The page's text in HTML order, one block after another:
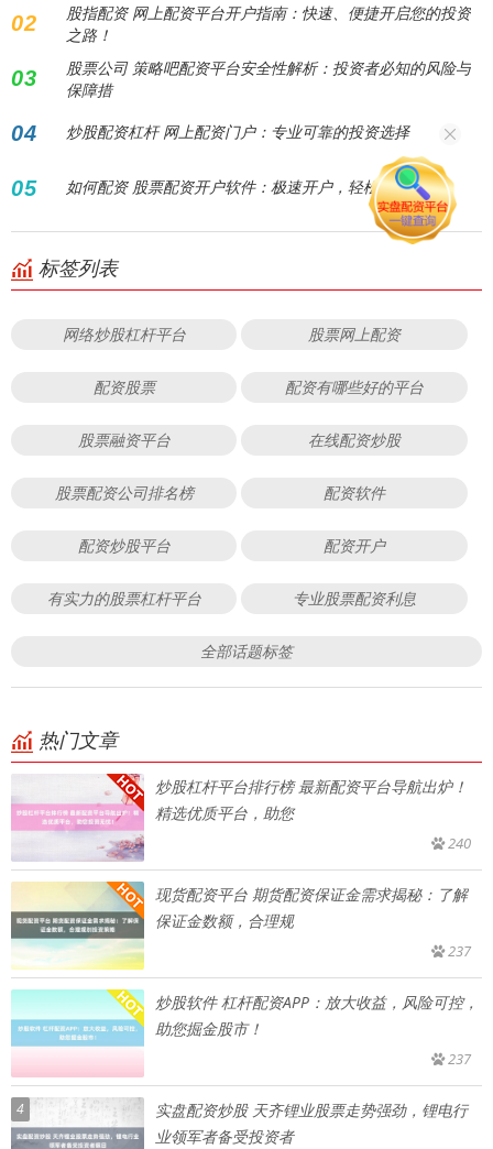
02
股指配资 网上配资平台开户指南：快速、便捷开启您的投资
之路！
03
股票公司 策略吧配资平台安全性解析：投资者必知的风险与
保障措
04 炒股配资杠杆 网上配资门户：专业可靠的投资选择
05 如何配资 股票配资开户软件：极速开户，轻松炒股！
标签列表
网络炒股杠杆平台 股票网上配资
配资股票 配资有哪些好的平台
股票融资平台 在线配资炒股
股票配资公司排名榜 配资软件
配资炒股平台 配资开户
有实力的股票杠杆平台 专业股票配资利息
全部话题标签
热门文章
炒股杠杆平台排行榜 最新配资平台导航出炉！
精选优质平台，助您
240
现货配资平台 期货配资保证金需求揭秘：了解
保证金数额，合理规
237
炒股软件 杠杆配资APP：放大收益，风险可控，
助您掘金股市！
237
4
实盘配资炒股 天齐锂业股票走势强劲，锂电行
业领军者备受投资者